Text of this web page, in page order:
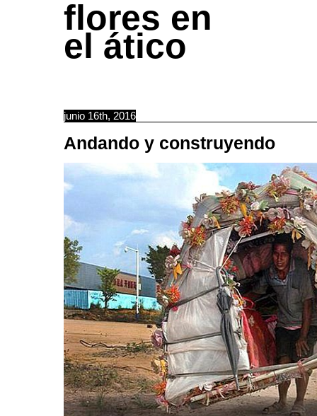
flores en
el ático
junio 16th, 2016
Andando y construyendo